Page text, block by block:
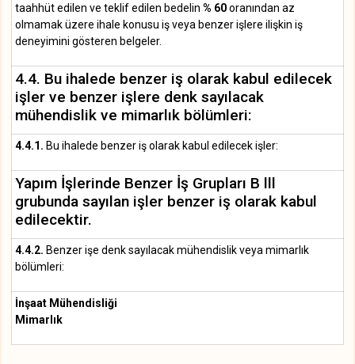
taahhüt edilen ve teklif edilen bedelin % 60oranından az
olmamak üzere ihale konusu iş veya benzer işlere ilişkin iş
deneyimini gösteren belgeler.
4.4. Bu ihalede benzer iş olarak kabul edilecek
işler ve benzer işlere denk sayılacak
mühendislik ve mimarlık bölümleri:
4.4.1. Bu ihalede benzer iş olarak kabul edilecek işler:
Yapım İşlerinde Benzer İş Grupları B lll
grubunda sayılan işler benzer iş olarak kabul
edilecektir.
4.4.2. Benzer işe denk sayılacak mühendislik veya mimarlık
bölümleri:
İnşaat Mühendisliği
Mimarlık